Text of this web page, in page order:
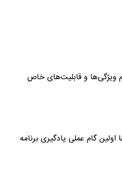
ویژگی‌ها و قابلیت‌های خاص
گام عملی یادگیری برنامه